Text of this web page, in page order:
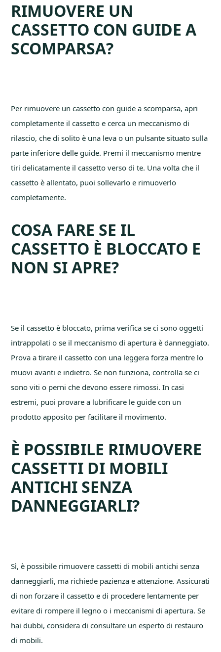
RIMUOVERE UN
CASSETTO CON GUIDE A
SCOMPARSA?
Per rimuovere un cassetto con guide a scomparsa, apri
completamente il cassetto e cerca un meccanismo di
rilascio, che di solito è una leva o un pulsante situato sulla
parte inferiore delle guide. Premi il meccanismo mentre
tiri delicatamente il cassetto verso di te. Una volta che il
cassetto è allentato, puoi sollevarlo e rimuoverlo
completamente.
COSA FARE SE IL
CASSETTO È BLOCCATO E
NON SI APRE?
Se il cassetto è bloccato, prima verifica se ci sono oggetti
intrappolati o se il meccanismo di apertura è danneggiato.
Prova a tirare il cassetto con una leggera forza mentre lo
muovi avanti e indietro. Se non funziona, controlla se ci
sono viti o perni che devono essere rimossi. In casi
estremi, puoi provare a lubrificare le guide con un
prodotto apposito per facilitare il movimento.
È POSSIBILE RIMUOVERE
CASSETTI DI MOBILI
ANTICHI SENZA
DANNEGGIARLI?
Sì, è possibile rimuovere cassetti di mobili antichi senza
danneggiarli, ma richiede pazienza e attenzione. Assicurati
di non forzare il cassetto e di procedere lentamente per
evitare di rompere il legno o i meccanismi di apertura. Se
hai dubbi, considera di consultare un esperto di restauro
di mobili.